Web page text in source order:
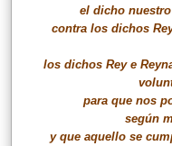
el dicho
contra los dichos
los dichos Rey e
para que nos
según
y que aquello se